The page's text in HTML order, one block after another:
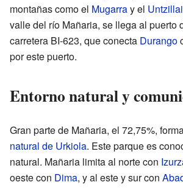
montañas como el Mugarray el
valle del río Mañaria, se llega al puerto
carretera BI-623, que conecta Durango
por este puerto.
Entorno natural y
Gran parte de Mañaria, el 72,75%,
natural de Urkiola. Este parque es
natural. Mañaria limita al norte con
oeste con Dima, y al este y sur con